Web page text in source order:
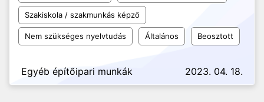
Szakiskola / szakmunkás képző
Nem szükséges nyelvtudás Általános Beosztott
Egyéb építőipari munkák 2023. 04. 18.